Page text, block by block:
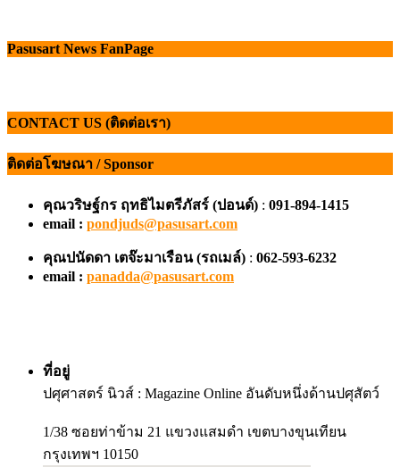
Pasusart News FanPage
CONTACT US (ติดต่อเรา)
ติดต่อโฆษณา / Sponsor
คุณวริษฐ์กร ฤทธิไมตรีภัสร์ (ปอนด์) : 091-894-1415
email : pondjuds@pasusart.com
คุณปนัดดา เตจ๊ะมาเรือน (รถเมล์) : 062-593-6232
email : panadda@pasusart.com
ที่อยู่
ปศุศาสตร์ นิวส์ : Magazine Online อันดับหนึ่งด้านปศุสัตว์
1/38 ซอยท่าข้าม 21 แขวงแสมดำ เขตบางขุนเทียน
กรุงเทพฯ 10150